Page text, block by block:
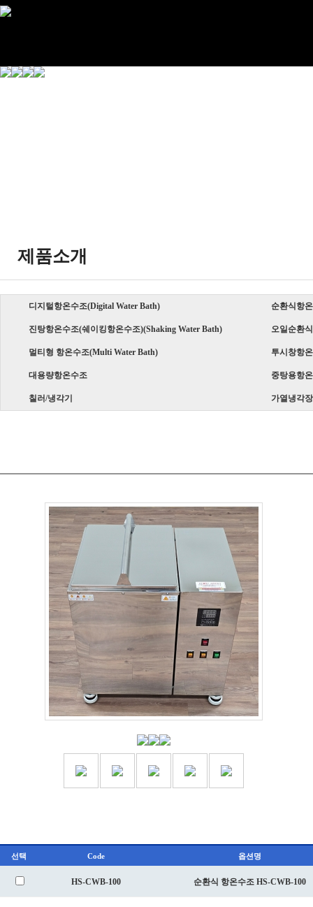
제품소개
디지털항온수조(Digital Water Bath) 순환식항
진탕항온수조(쉐이킹항온수조)(Shaking Water Bath) 오일순환
멀티형 항온수조(Multi Water Bath) 투시창항
대용량항온수조 중탕용항
칠러/냉각기 가열냉각
선택 Code 옵션명
HS-CWB-100 순환식 항온수조 HS-CWB-100